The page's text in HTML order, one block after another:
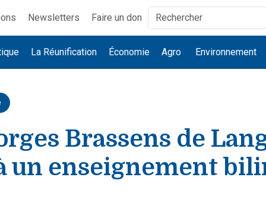
Newsletters Faire un don
La Réunification Économie Agro Environnement
Brassens de
un enseignement